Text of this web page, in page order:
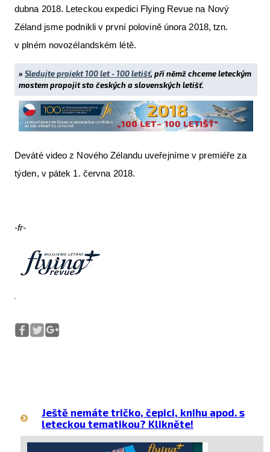
dubna 2018. Leteckou expedici Flying Revue na Nový
Zéland jsme podnikli v první polovině února 2018, tzn.
v plném novozélandském létě.
» Sledujte projekt 100 let - 100 letišť, při němž chceme leteckým
mostem propojit sto českých a slovenských letišť.
Deváté video z Nového Zélandu uveřejníme v premiéře za
týden, v pátek 1. června 2018.
-fr-
Ještě nemáte tričko, čepici, knihu apod. s
leteckou tematikou? Klikněte!